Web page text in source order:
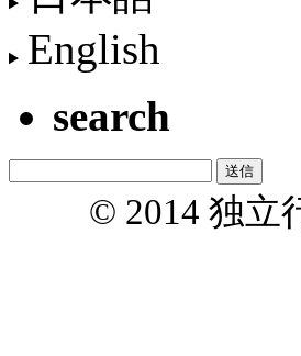
English
search
© 2014 独立